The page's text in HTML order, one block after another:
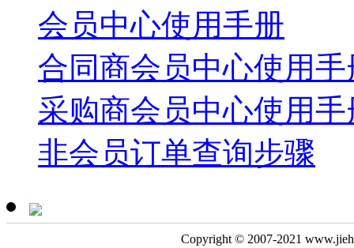
会员中心使用手册
合同商会员中心使用手
采购商会员中心使用手
非会员订单查询步骤
Copyright © 2007-2021